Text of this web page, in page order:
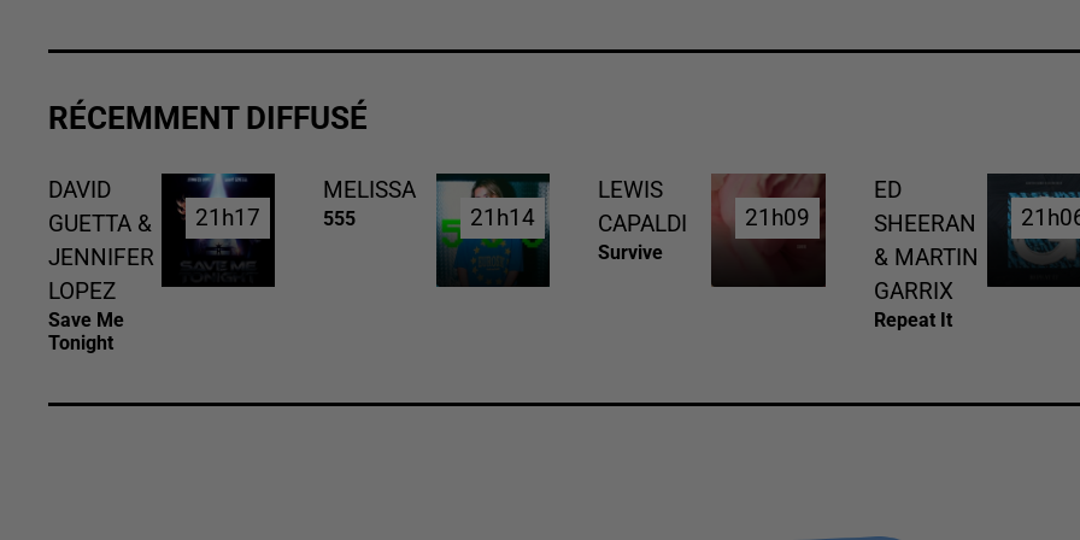
RÉCEMMENT DIFFUSÉ
DAVID
GUETTA &
JENNIFER
LOPEZ
Save Me
Tonight
21h17
21h17
MELISSA
555 21h14
21h14
LEWIS
CAPALDI
Survive
21h09
21h09
ED
SHEERAN
& MARTIN
GARRIX
Repeat It